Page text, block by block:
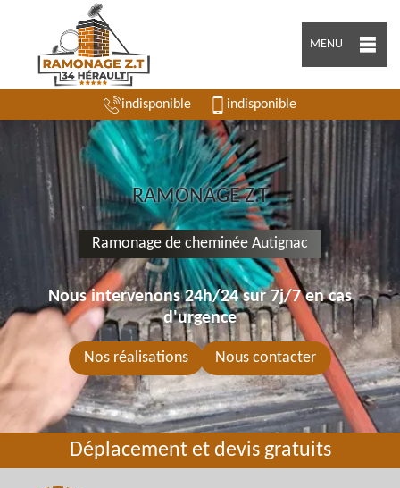
MENU
indisponible indisponible
RAMONAGE Z.T
Ramonage de cheminée Autignac
Nous intervenons 24h/24 sur 7j/7 en cas
d'urgence
Nos réalisations Nous contacter
Déplacement et devis gratuits